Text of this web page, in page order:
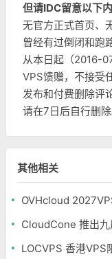
但请IDC留意以下内
无官方正式首页、
曾经有过倒闭和跑
从本日起（2016-
VPS馈赠，不接受
发布和付费删除评
请在7日后自行删除
其他相关
OVHcloud
CloudCone 推出